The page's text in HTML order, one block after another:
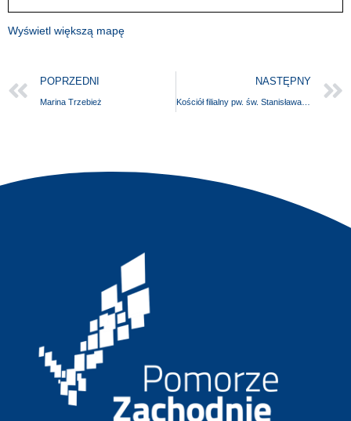
Wyświetl większą mapę
POPRZEDNI
Marina Trzebież
NASTĘPNY
Kościół filialny pw. św. Stanisława BM w Dzisnej